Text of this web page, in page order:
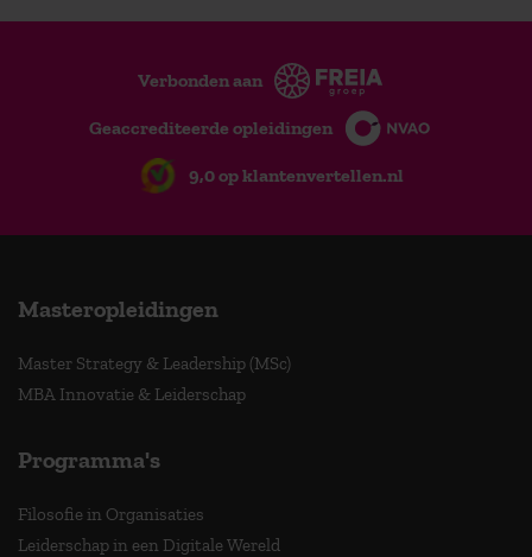
Verbonden aan
Geaccrediteerde opleidingen
9,0 op klantenvertellen.nl
Masteropleidingen
Master Strategy & Leadership (MSc)
MBA Innovatie & Leiderschap
Programma's
Filosofie in Organisaties
Leiderschap in een Digitale Wereld